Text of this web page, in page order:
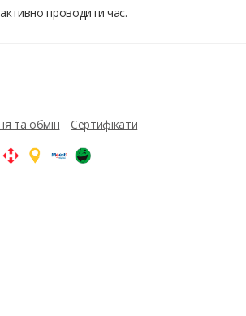
проводити час.
та обмін
Сертифікати